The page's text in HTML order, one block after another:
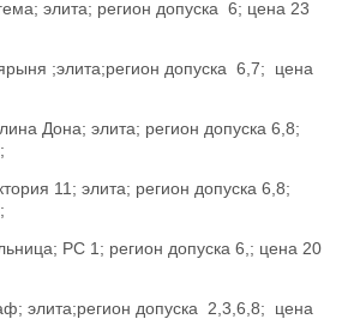
элита; регион допуска 6; цена 23
;элита;регион допуска 6,7; цена
Дона; элита; регион допуска 6,8;
11; элита; регион допуска 6,8;
РС 1; регион допуска 6,; цена 20
элита;регион допуска 2,3,6,8; цена